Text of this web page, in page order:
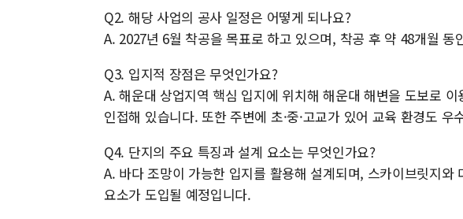
Q2. 해당 사업의 공사 일정은 어떻게 되나요?
A. 2027년 6월 착공을 목표로 하고 있으며, 착공 후 약 48개월 동
Q3. 입지적 장점은 무엇인가요?
A. 해운대 상업지역 핵심 입지에 위치해 해운대 해변을 도보로
인접해 있습니다. 또한 주변에 초·중·고교가 있어 교육 환경도 우
Q4. 단지의 주요 특징과 설계 요소는 무엇인가요?
A. 바다 조망이 가능한 입지를 활용해 설계되며, 스카이브릿지와
요소가 도입될 예정입니다.